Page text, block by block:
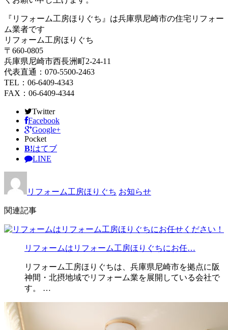
『リフォーム工房ほりぐち』は兵庫県尼崎市の住宅リフォー
ム業者です
リフォーム工房ほりぐち
〒660-0805
兵庫県尼崎市西長洲町2-24-11
代表直通：070-5500-2463
TEL：06-6409-4343
FAX：06-6409-4344
Twitter
Facebook
Google+
Pocket
B!はてブ
LINE
リフォーム工房ほりぐち お知らせ
関連記事
リフォームはリフォーム工房ほりぐちにお任…
リフォーム工房ほりぐちは、兵庫県尼崎市を拠点に阪
神間・北摂地域でリフォーム業を展開している会社で
す。 …